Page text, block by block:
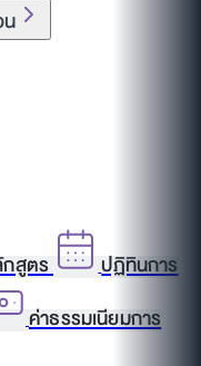
สูตร
ปฏิทินการ
ค่าธรรมเนียมการ